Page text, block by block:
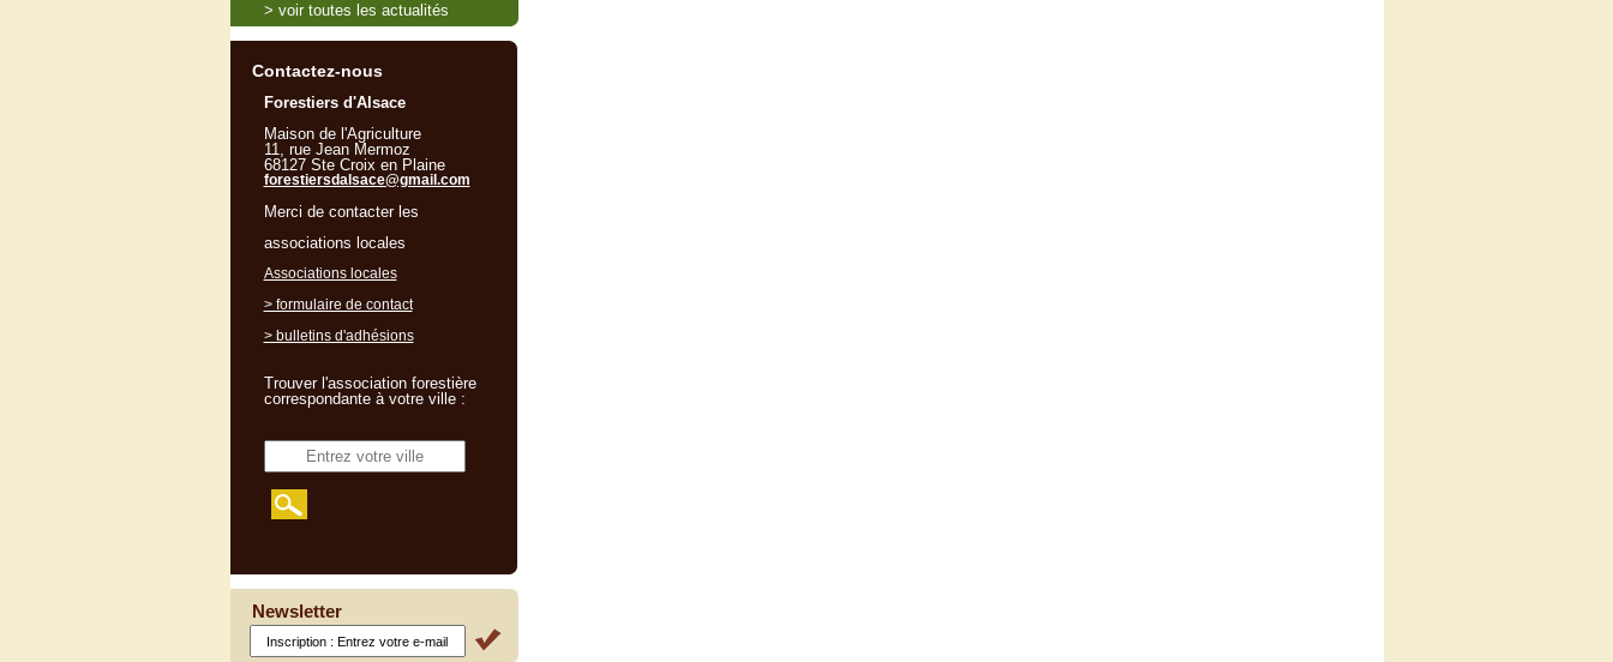
> voir toutes les actualités
Contactez-nous
Forestiers d'Alsace
Maison de l'Agriculture
11, rue Jean Mermoz
68127 Ste Croix en Plaine
forestiersdalsace@gmail.com
Merci de contacter les
associations locales
Associations locales
> formulaire de contact
> bulletins d'adhésions
Trouver l'association forestière
correspondante à votre ville :
Newsletter